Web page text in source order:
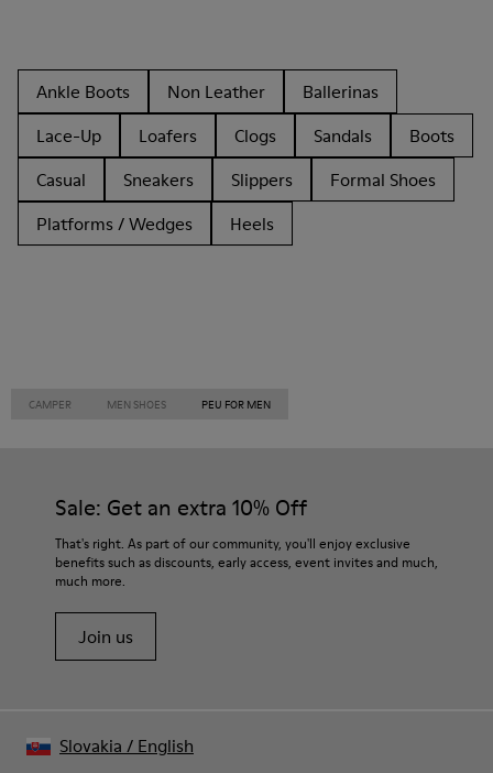
Ankle Boots Non Leather
Ballerinas
Lace-Up
Loafers Clogs Sandals
Boots
Casual
Sneakers Slippers
Formal Shoes
Platforms / Wedges
Heels
CAMPER MEN SHOES PEU FOR MEN
Sale: Get an extra 10% Off
That's right. As part of our community, you'll enjoy exclusive
benefits such as discounts, early access, event invites and much,
much more.
Join us
Slovakia / English